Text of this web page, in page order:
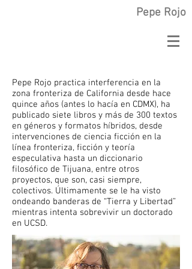
Pepe Rojo
Pepe Rojo practica interferencia en la
zona fronteriza de California desde hace
quince años (antes lo hacía en CDMX), ha
publicado siete libros y más de 300 textos
en géneros y formatos híbridos, desde
intervenciones de ciencia ficción en la
línea fronteriza, ficción y teoría
especulativa hasta un diccionario
filosófico de Tijuana, entre otros
proyectos, que son, casi siempre,
colectivos. Últimamente se le ha visto
ondeando banderas de “Tierra y Libertad”
mientras intenta sobrevivir un doctorado
en UCSD.